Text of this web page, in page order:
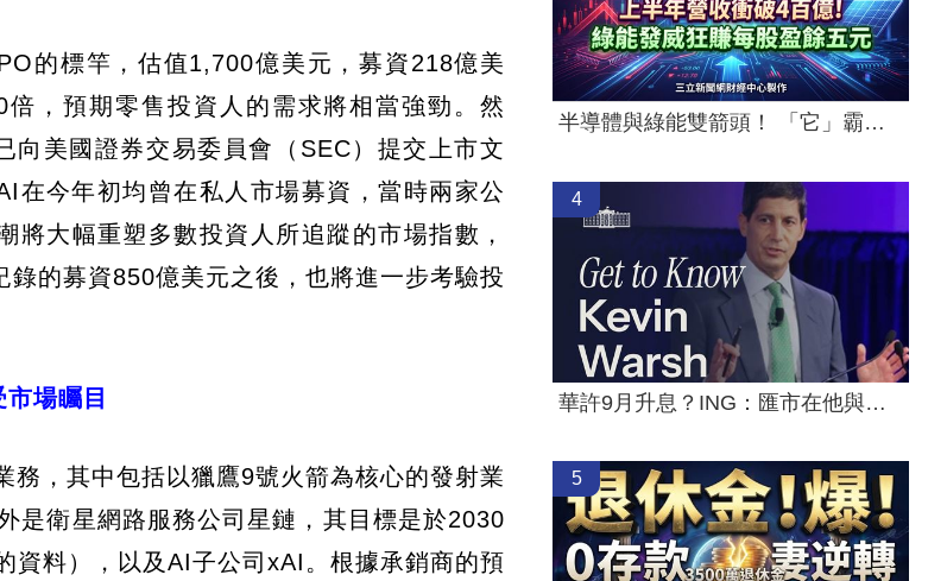
的標竿，估值1,700億美元，募資218億美
，預期零售投資人的需求將相當強勁。然
美國證券交易委員會（SEC）提交上市文
今年初均曾在私人市場募資，當時兩家公
大幅重塑多數投資人所追蹤的市場指數，
的募資850億美元之後，也將進一步考驗投
場矚目
，其中包括以獵鷹9號火箭為核心的發射業
是衛星網路服務公司星鏈，其目標是於2030
資料），以及AI子公司xAI。根據承銷商的預
半導體與綠能雙箭頭！ 「它」霸氣狂賺
4
華許9月升息？ING：匯市在他與戰爭間拉鋸
5